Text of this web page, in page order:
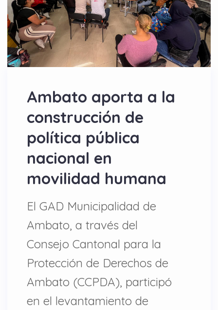
Ambato aporta a la
construcción de
política pública
nacional en
movilidad humana
El GAD Municipalidad de
Ambato, a través del
Consejo Cantonal para la
Protección de Derechos de
Ambato (CCPDA), participó
en el levantamiento de